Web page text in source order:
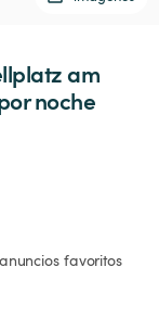
am
noche
anuncios favoritos